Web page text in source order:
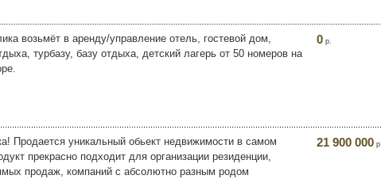
возьмёт в аренду/управление отель, гостевой дом,
турбазу, базу отдыха, детский лагерь от 50 номеров на
0 р.
Продается уникальный обьект недвижимости в самом
прекрасно подходит для организации резиденции,
продаж, компаний с абсолютно разным родом
21 900 000 р.